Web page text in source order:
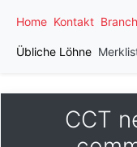
Home Kontakt
Übliche Löhne
CCT